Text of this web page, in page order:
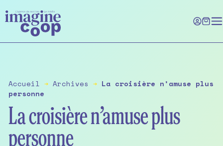
to
the
content
Accueil ➔ Archives ➔ La croisière n’amuse plus
personne
La croisière n’amuse plus
personne